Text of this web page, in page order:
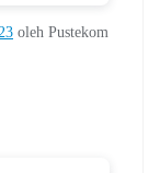
oleh Pustekom